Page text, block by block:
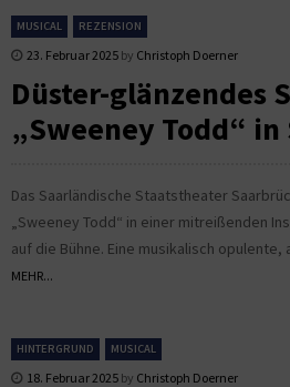
MUSICAL REZENSION
23. Februar 2025 by Christoph Doerner
Düster-glänzendes
„Sweeney Todd“
Das Saarländische Staatstheater
„Sweeney Todd“ in einer mitreißenden
auf die Bühne. Eine musikalisch
MEHR...
HINTERGRUND MUSICAL
18. Februar 2025 by Christoph Doerner